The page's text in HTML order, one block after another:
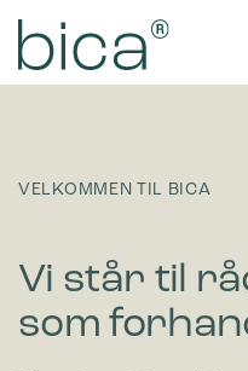
content
VELKOMMEN TIL BICA
Vi står til
som